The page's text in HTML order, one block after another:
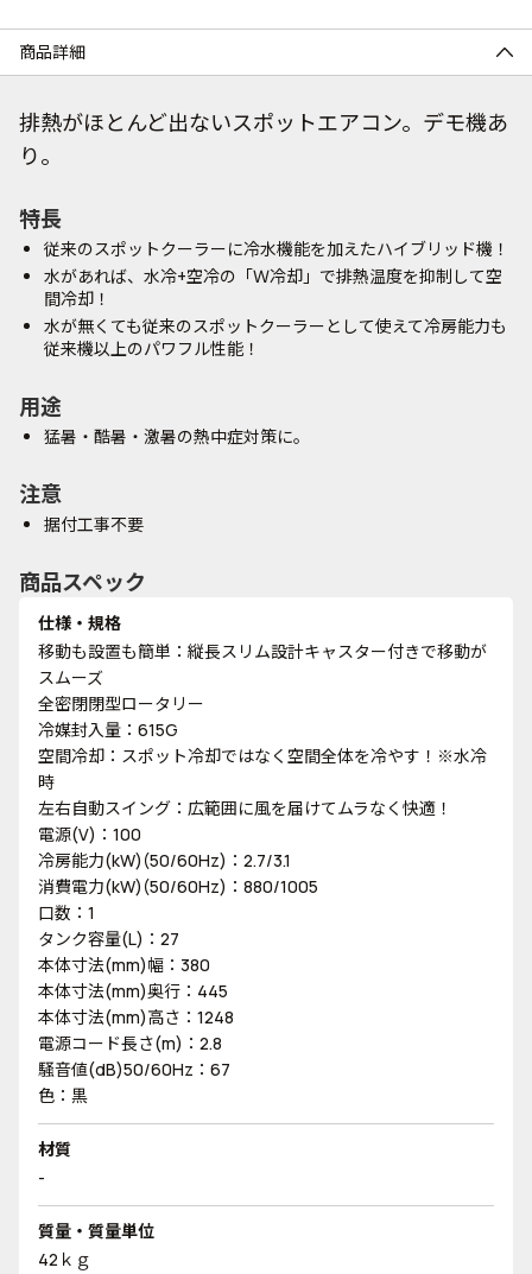
商品詳細
排熱がほとんど出ないスポットエアコン。デモ機あ
り。
特長
従来のスポットクーラーに冷水機能を加えたハイブリッド機！
水があれば、水冷+空冷の「Ｗ冷却」で排熱温度を抑制して空
間冷却！
水が無くても従来のスポットクーラーとして使えて冷房能力も
従来機以上のパワフル性能！
用途
猛暑・酷暑・激暑の熱中症対策に。
注意
据付工事不要
商品スペック
仕様・規格
移動も設置も簡単：縦長スリム設計キャスター付きで移動が
スムーズ
全密閉閉型ロータリー
冷媒封入量：615G
空間冷却：スポット冷却ではなく空間全体を冷やす！※水冷
時
左右自動スイング：広範囲に風を届けてムラなく快適！
電源(V)：100
冷房能力(kW)(50/60Hz)：2.7/3.1
消費電力(kW)(50/60Hz)：880/1005
口数：1
タンク容量(L)：27
本体寸法(mm)幅：380
本体寸法(mm)奥行：445
本体寸法(mm)高さ：1248
電源コード長さ(m)：2.8
騒音値(dB)50/60Hz：67
色：黒
材質
-
質量・質量単位
42ｋｇ